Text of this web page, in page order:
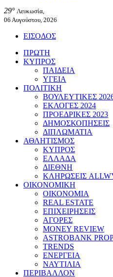
29° Λευκωσία,
06 Αυγούστου, 2026
ΕΙΣΟΔΟΣ
ΠΡΩΤΗ
ΚΥΠΡΟΣ
ΠΑΙΔΕΙΑ
ΥΓΕΙΑ
ΠΟΛΙΤΙΚΗ
ΒΟΥΛΕΥΤΙΚΕΣ
ΕΚΛΟΓΕΣ 2024
ΠΡΟΕΔΡΙΚΕΣ 2023
ΔΗΜΟΣΚΟΠΗΣΕΙΣ
ΔΙΠΛΩΜΑΤΙΑ
ΑΘΛΗΤΙΣΜΟΣ
ΚΥΠΡΟΣ
ΕΛΛΑΔΑ
ΔΙΕΘΝΗ
ΚΛΗΡΩΣΕΙΣ
ΟΙΚΟΝΟΜΙΚΗ
ΟΙΚΟΝΟΜΙΑ
REAL ESTATE
ΕΠΙΧΕΙΡΗΣΕΙΣ
ΑΓΟΡΕΣ
MONEY REVIEW
ASTROBANK
TRENDS
ΕΝΕΡΓΕΙΑ
ΝΑΥΤΙΛΙΑ
ΠΕΡΙΒΑΛΛΟΝ